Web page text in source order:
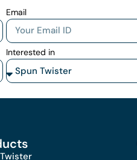
Email
Interested in